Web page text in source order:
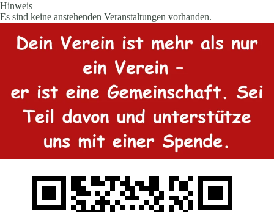
Hinweis
Es sind keine anstehenden Veranstaltungen vorhanden.